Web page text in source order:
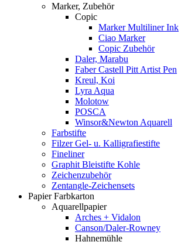
Marker, Zubehör
Copic
Marker Multiliner Ink
Ciao Marker
Copic Zubehör
Daler, Marabu
Faber Castell Pitt Artist Pen
Kreul, Koi
Lyra Aqua
Molotow
POSCA
Winsor&Newton Aquarell
Farbstifte
Filzer Gel- u. Kalligrafiestifte
Fineliner
Graphit Bleistifte Kohle
Zeichenzubehör
Zentangle-Zeichensets
Papier Farbkarton
Aquarellpapier
Arches + Vidalon
Canson/Daler-Rowney
Hahnemühle